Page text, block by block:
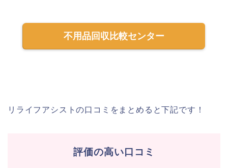
不用品回収比較センター
リライフアシストの口コミをまとめると下記です！
評価の高い口コミ